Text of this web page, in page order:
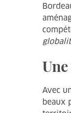
Avec
beaux